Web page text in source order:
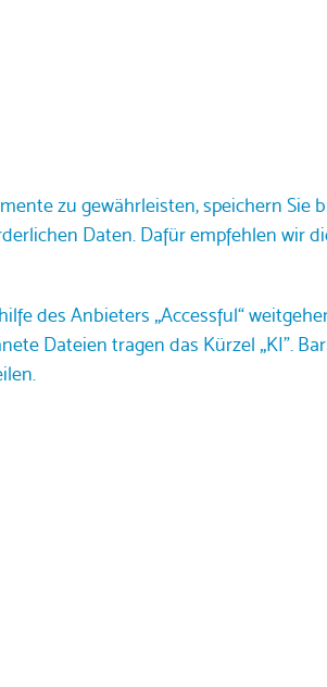
zu gewährleisten, speichern
Daten. Dafür empfehlen wir
des Anbieters „Accessful“
Dateien tragen das Kürzel „KI".